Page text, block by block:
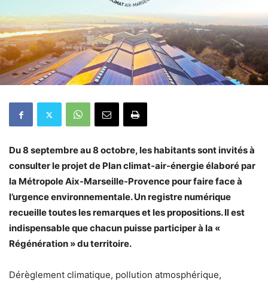
Du 8 septembre au 8 octobre, les habitants sont invités à
consulter le projet de Plan climat-air-énergie élaboré par
la Métropole Aix-Marseille-Provence pour faire face à
l’urgence environnementale. Un registre numérique
recueille toutes les remarques et les propositions. Il est
indispensable que chacun puisse participer à la «
Régénération » du territoire.
Dérèglement climatique, pollution atmosphérique,